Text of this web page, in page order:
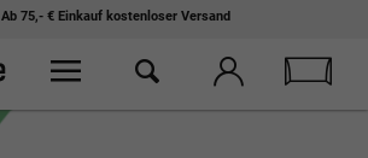
Ab 75,- € Einkauf kostenloser Versand